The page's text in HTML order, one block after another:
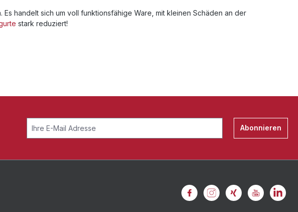
handelt sich um voll funktionsfähige Ware, mit kleinen Schäden an der
stark reduziert!
Abonnieren